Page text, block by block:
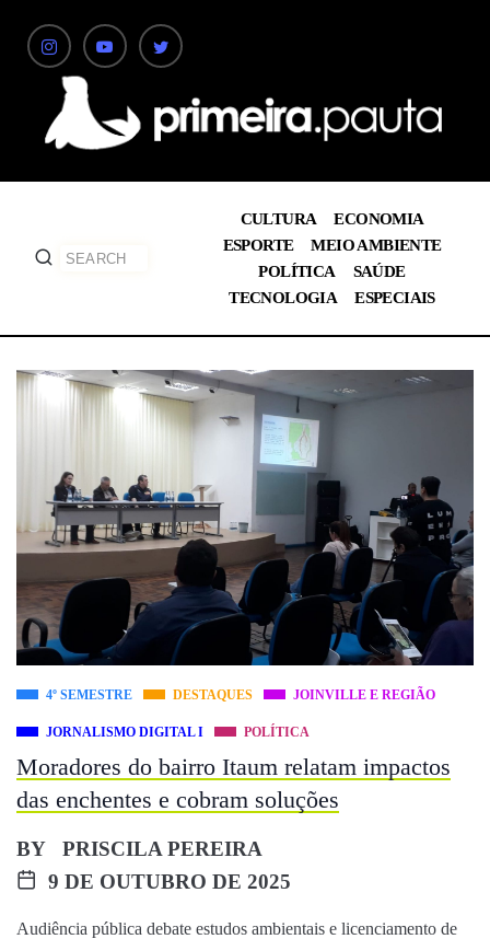
CULTURA
ECONOMIA
ESPORTE
MEIO AMBIENTE
POLÍTICA
SAÚDE
TECNOLOGIA
ESPECIAIS
4º SEMESTRE DESTAQUES JOINVILLE E REGIÃO
JORNALISMO DIGITAL I POLÍTICA
Moradores do bairro Itaum relatam impactos
das enchentes e cobram soluções
BY
PRISCILA PEREIRA
9 DE OUTUBRO DE 2025
Audiência pública debate estudos ambientais e licenciamento de